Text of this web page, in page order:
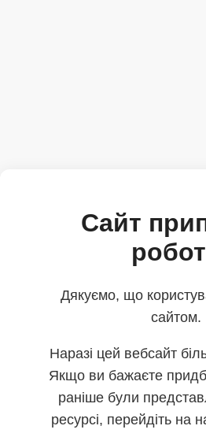
Сайт
Дякуємо, що
сайтом.
Наразі цей вебсайт
Якщо ви бажаєте
раніше були
ресурсі, перейдіть на